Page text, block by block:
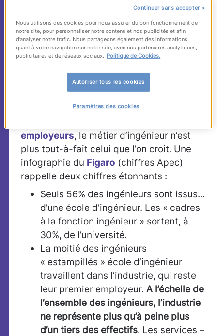
Infographie –
L’ingénieur-manager,
cette perle rare qui
montre la voie
Sixième poste le plus difficile à pourvoir
employeurs, le métier d’ingénieur n’est
plus tout-à-fait celui que l’on croit. Une
infographie du Figaro (chiffres Apec)
rappelle deux chiffres étonnants :
Seuls 56% des ingénieurs sont issus…
d’une école d’ingénieur. Les « cadres
à la fonction ingénieur » sortent, à
30%, de l’université.
La moitié des ingénieurs
« estampillés » école d’ingénieur
travaillent dans l’industrie, qui reste
leur premier employeur. A l’échelle de
l’ensemble des ingénieurs, l’industrie
ne représente plus qu’à peine plus
d’un tiers des effectifs. Les services –
Continuer sans accepter >
Nous utilisons des cookies pour nous assurer du bon fonctionnement de
notre site, pour personnaliser notre contenu et nos publicités et afin
d’analyser notre trafic. Nous partageons également des informations,
quant à votre navigation sur notre site, avec nos partenaires analytiques,
publicitaires et de réseaux sociaux. Politique de Cookies.
Autoriser tous les cookies
Paramètres des cookies